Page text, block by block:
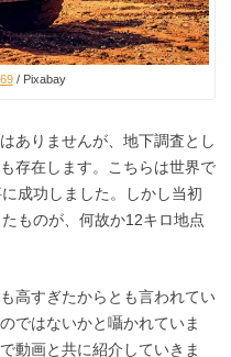
/ Pixabay
ありませんが、地下調査とし
存在します。こちらは世界で
成功しました。しかし当初
ものが、何故か12キロ地点
高すぎたからとも言われてい
ではないかと囁かれていま
動画と共に紹介していきま